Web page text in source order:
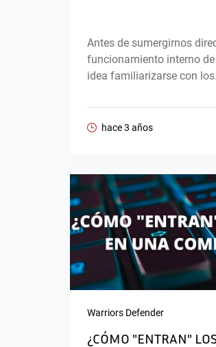
Antes de sumergirnos
funcionamiento interno
idea familiarizarse con
hace 3 años
Warriors Defender
¿CÓMO "ENTRAN"